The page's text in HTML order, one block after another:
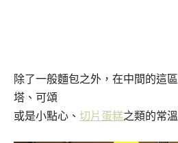
除了一般麵包之外，在中間的這
塔、可頌
或是小點心、 切片蛋糕之類的常